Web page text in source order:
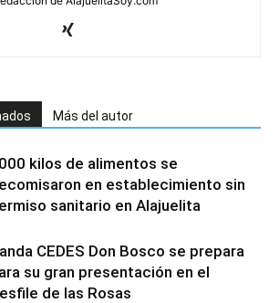
Más del autor
kilos de alimentos se
en establecimiento sin
sanitario en Alajuelita
CEDES Don Bosco se prepara
su gran presentación en el
de las Rosas